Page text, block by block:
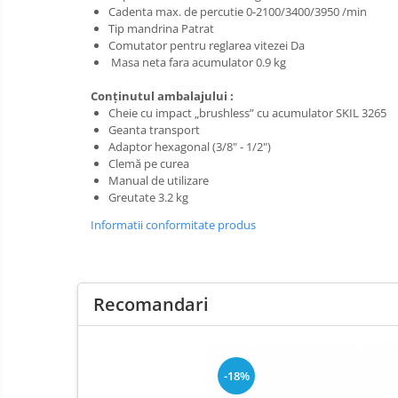
Gletiere , spacluri si cuttere
Pensule si trafaleti
Unelte pentru masurat
Aparate de masura si detectie
Echere si compasuri
Rulete si metre
Termometre
Accesorii auto
Capsatoare si pistoale pneumatice
Cadenta max. de percutie 0-2100/3400/3950 /min
Tip mandrina Patrat
Comutator pentru reglarea vitezei Da
Masa neta fara acumulator 0.9 kg
Conţinutul ambalajului :
Cheie cu impact „brushless” cu acumulator SKIL 3265
Geanta transport
Adaptor hexagonal (3/8" - 1/2")
Clemă pe curea
Manual de utilizare
Greutate 3.2 kg
Informatii conformitate produs
Recomandari
-18%